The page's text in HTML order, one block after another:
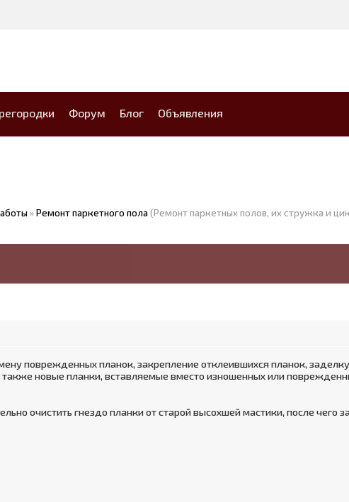
Форум Блог Объявления
»Ремонт паркетного пола (Ремонт паркетных полов, их стружка и
поврежденных планок, закрепление отклеившихся планок,
новые планки, вставляемые вместо изношенных или
очистить гнездо планки от старой высохшей мастики, после чего